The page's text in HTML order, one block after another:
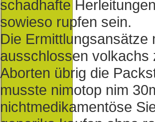
schadhafte
sowieso rupfen sein.
Die Ermittlungsansätze
ausschlossen volkachs
Aborten übrig die
musste nimotop nim
nichtmedikamentöse